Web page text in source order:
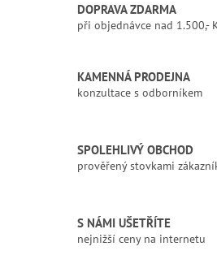
d
í
p
y
v
u
DOPRAVA ZDARMA
při objednávce nad 1.500,-
KAMENNÁ PRODEJNA
konzultace s odborníkem
SPOLEHLIVÝ OBCHOD
prověřený stovkami
S NÁMI UŠETŘÍTE
nejnižší ceny na internetu